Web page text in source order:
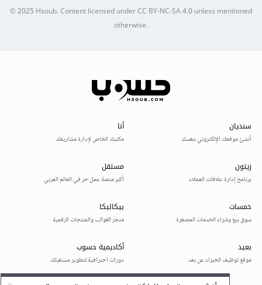
© 2025Hsoub.Content licensed underCC BY-NC-SA 4.0unless mentioned
otherwise.